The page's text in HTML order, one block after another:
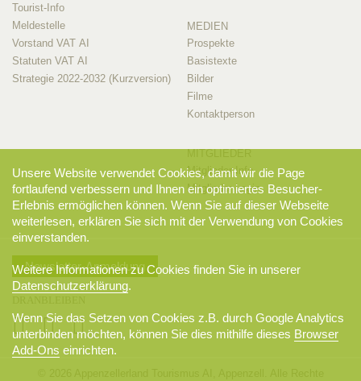
Tourist-Info
Meldestelle
Vorstand VAT AI
Statuten VAT AI
Strategie 2022-2032 (Kurzversion)
MEDIEN
Prospekte
Basistexte
Bilder
Filme
Kontaktperson
Mitglieder-Info
Mitglieder-Login
Newsletter-Anmeldung
Unsere Website verwendet Cookies, damit wir die Page
fortlaufend verbessern und Ihnen ein optimiertes Besucher-
Erlebnis ermöglichen können. Wenn Sie auf dieser Webseite
weiterlesen, erklären Sie sich mit der Verwendung von Cookies
einverstanden.
Weitere Informationen zu Cookies finden Sie in unserer
Datenschutzerklärung.
Wenn Sie das Setzen von Cookies z.B. durch Google Analytics
unterbinden möchten, können Sie dies mithilfe dieses Browser
Add-Ons einrichten.